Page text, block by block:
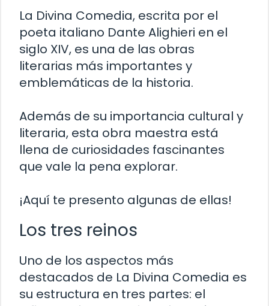
La Divina Comedia, escrita por el
poeta italiano Dante Alighieri en el
siglo XIV, es una de las obras
literarias más importantes y
emblemáticas de la historia.
Además de su importancia cultural y
literaria, esta obra maestra está
llena de curiosidades fascinantes
que vale la pena explorar.
¡Aquí te presento algunas de ellas!
Los tres reinos
Uno de los aspectos más
destacados de La Divina Comedia es
su estructura en tres partes: el